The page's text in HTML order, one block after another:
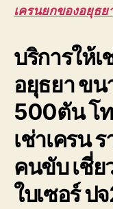
เครนยกของอยุธย
บริการให้เ
อยุธยา ข
500ตัน โ
เช่าเครน
คนขับ เชี่
ใบเซอร์ ป